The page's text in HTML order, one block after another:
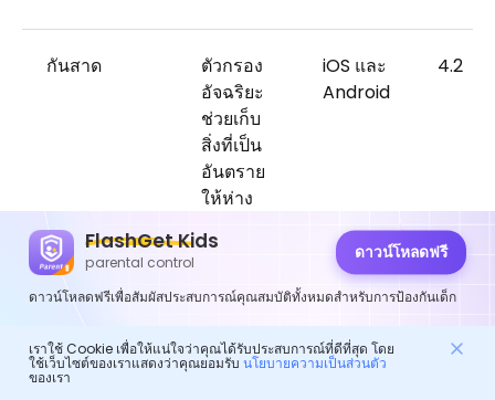
กันสาด
ตัวกรอง
อัจฉริยะ
ช่วยเก็บ
สิ่งที่เป็น
อันตราย
ให้ห่าง
ของคุณ
iOS และ
Android
4.2
จะตรวจสอบเนื้อหาโซเชียลมีเดียได้
FlashGet Kids
parental control ดาวน์โหลดฟรี
ดาวน์โหลดฟรีเพื่อสัมผัสประสบการณ์คุณสมบัติทั้งหมดสำหรับการป้องกันเด็ก
เราใช้ Cookie เพื่อให้แน่ใจว่าคุณได้รับประสบการณ์ที่ดีที่สุด โดย
ใช้เว็บไซต์ของเราแสดงว่าคุณยอมรับ นโยบายความเป็นส่วนตัว
ของเรา